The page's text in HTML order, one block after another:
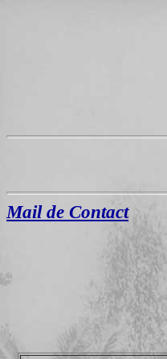
Mail de Contact